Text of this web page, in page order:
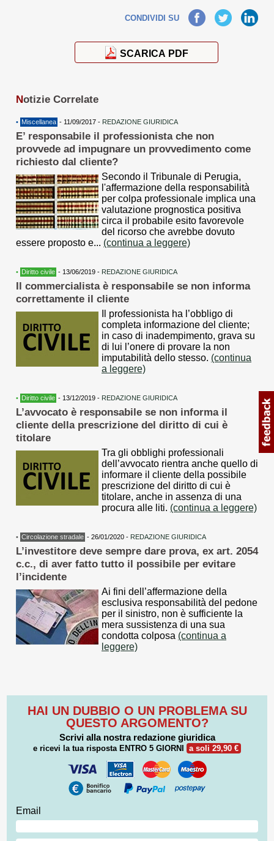
CONDIVIDI SUFacebook TwitterLinkedIn
SCARICA PDF
Notizie Correlate
• Miscellanea - 11/09/2017 - REDAZIONE GIURIDICA
E’ responsabile il professionista che non
provvede ad impugnare un provvedimento come
richiesto dal cliente?
Secondo il Tribunale di Perugia,
l'affermazione della responsabilità
per colpa professionale implica una
valutazione prognostica positiva
circa il probabile esito favorevole
del ricorso che avrebbe dovuto
essere proposto e... (continua a leggere)
• Diritto civile - 13/06/2019 - REDAZIONE GIURIDICA
Il commercialista è responsabile se non informa
correttamente il cliente
Il professionista ha l’obbligo di
completa informazione del cliente;
in caso di inadempimento, grava su
di lui l’onere di provare la non
imputabilità dello stesso. (continua
a leggere)
• Diritto civile - 13/12/2019 - REDAZIONE GIURIDICA
L’avvocato è responsabile se non informa il
cliente della prescrizione del diritto di cui è
titolare
Tra gli obblighi professionali
dell’avvocato rientra anche quello di
informare il cliente della possibile
prescrizione del diritto di cui è
titolare, anche in assenza di una
procura alle liti. (continua a leggere)
• Circolazione stradale - 26/01/2020 - REDAZIONE GIURIDICA
L’investitore deve sempre dare prova, ex art. 2054
c.c., di aver fatto tutto il possibile per evitare
l’incidente
Ai fini dell’affermazione della
esclusiva responsabilità del pedone
per il sinistro, non è sufficiente la
mera sussistenza di una sua
condotta colposa (continua a
leggere)
HAI UN DUBBIO O UN PROBLEMA SU
QUESTO ARGOMENTO?
Scrivi alla nostra redazione giuridica
e ricevi la tua risposta ENTRO 5 GIORNI a soli 29,90 €
Email